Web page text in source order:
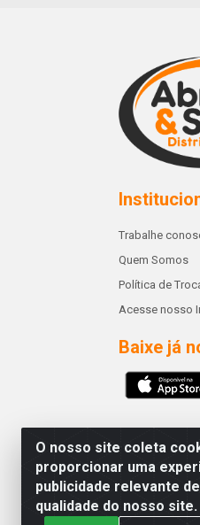
O nosso site coleta
proporcionar uma
publicidade relevante
qualidade do nosso site.
Trabalhe
Quem Somos
Política de
Acesse nosso
Baixe já